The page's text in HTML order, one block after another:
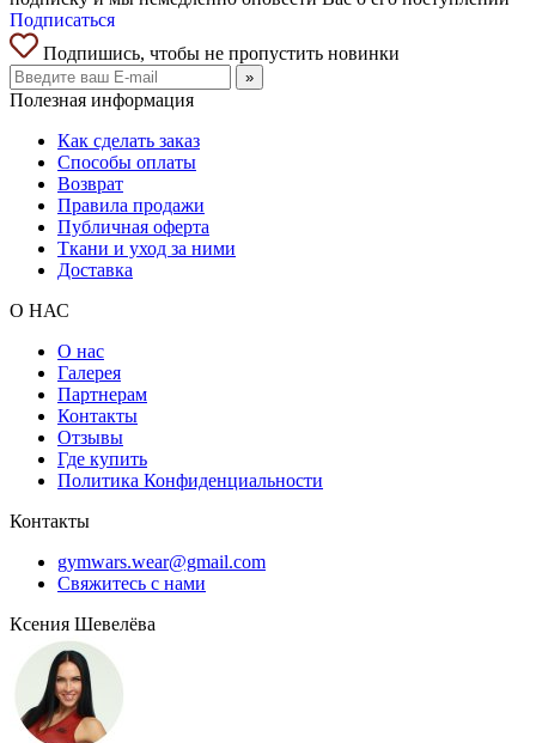
Подписаться
Подпишись, чтобы не пропустить новинки
»
Полезная информация
Как сделать заказ
Способы оплаты
Возврат
Правила продажи
Публичная оферта
Ткани и уход за ними
Доставка
О НАС
О нас
Галерея
Партнерам
Контакты
Отзывы
Где купить
Политика Конфиденциальности
Контакты
gymwars.wear@gmail.com
Свяжитесь с нами
Ксения Шевелёва